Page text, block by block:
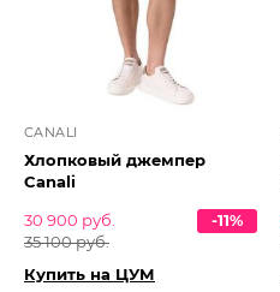
CANALI
Хлопковый джемпер
Canali
30 900 руб.
35 100 руб.
-11%
Купить на ЦУМ